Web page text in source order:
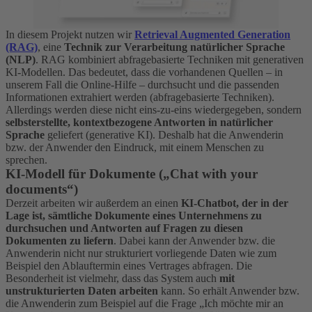
In diesem Projekt nutzen wir Retrieval Augmented Generation
(RAG), eine Technik zur Verarbeitung natürlicher Sprache
(NLP). RAG kombiniert abfragebasierte Techniken mit generativen
KI-Modellen. Das bedeutet, dass die vorhandenen Quellen – in
unserem Fall die Online-Hilfe – durchsucht und die passenden
Informationen extrahiert werden (abfragebasierte Techniken).
Allerdings werden diese nicht eins-zu-eins wiedergegeben, sondern
selbsterstellte, kontextbezogene Antworten in natürlicher
Sprache geliefert (generative KI). Deshalb hat die Anwenderin
bzw. der Anwender den Eindruck, mit einem Menschen zu
sprechen.
KI-Modell für Dokumente („Chat with your
documents“)
Derzeit arbeiten wir außerdem an einen KI-Chatbot, der in der
Lage ist, sämtliche Dokumente eines Unternehmens zu
durchsuchen und Antworten auf Fragen zu diesen
Dokumenten zu liefern. Dabei kann der Anwender bzw. die
Anwenderin nicht nur strukturiert vorliegende Daten wie zum
Beispiel den Ablauftermin eines Vertrages abfragen. Die
Besonderheit ist vielmehr, dass das System auch mit
unstrukturierten Daten arbeiten kann. So erhält Anwender bzw.
die Anwenderin zum Beispiel auf die Frage „Ich möchte mir an